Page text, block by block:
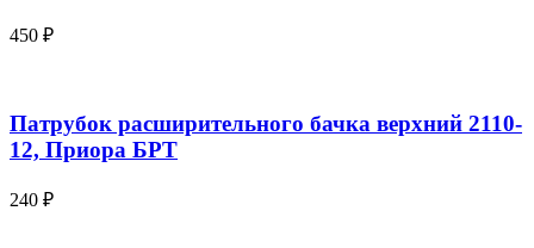
450 ₽
Патрубок расширительного бачка верхний 2110-
12, Приора БРТ
240 ₽